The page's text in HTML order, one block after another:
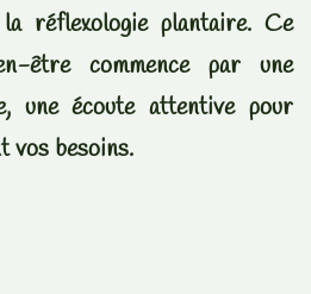
réflexologie plantaire. Ce
être commence par une
une écoute attentive pour
vos besoins.